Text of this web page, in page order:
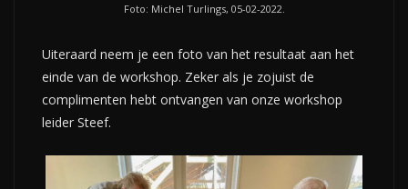
Foto: Michel Turlings, 05-02-2022.
Uiteraard neem je een foto van het resultaat aan het
einde van de workshop. Zeker als je zojuist de
complimenten hebt ontvangen van onze workshop
leider Steef.